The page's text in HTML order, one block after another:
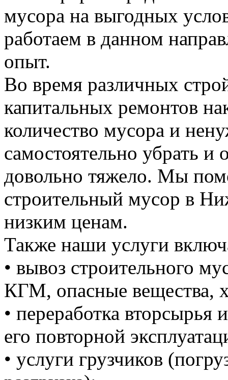
мусора на выгодных
работаем в данном
опыт.
Во время различных
капитальных ремонтов
количество мусора и
самостоятельно убрать и
довольно тяжело. Мы
строительный мусор в
низким ценам.
Также наши услуги
• вывоз строительного
КГМ, опасные вещества,
• переработка вторсырья
его повторной
• услуги грузчиков